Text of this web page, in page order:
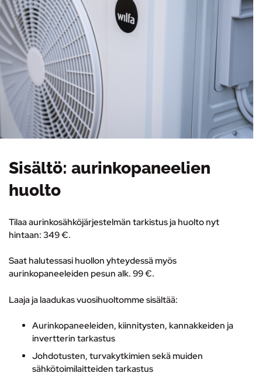
Sisältö: aurinkopaneelien
huolto
Tilaa aurinkosähköjärjestelmän tarkistus ja huolto nyt
hintaan: 349 €.
Saat halutessasi huollon yhteydessä myös
aurinkopaneeleiden pesun alk. 99 €.
Laaja ja laadukas vuosihuoltomme sisältää:
Aurinkopaneeleiden, kiinnitysten, kannakkeiden ja
invertterin tarkastus
Johdotusten, turvakytkimien sekä muiden
sähkötoimilaitteiden tarkastus